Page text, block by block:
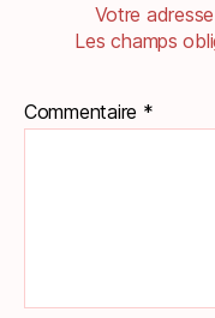
Votre
Les champs
Commentaire *